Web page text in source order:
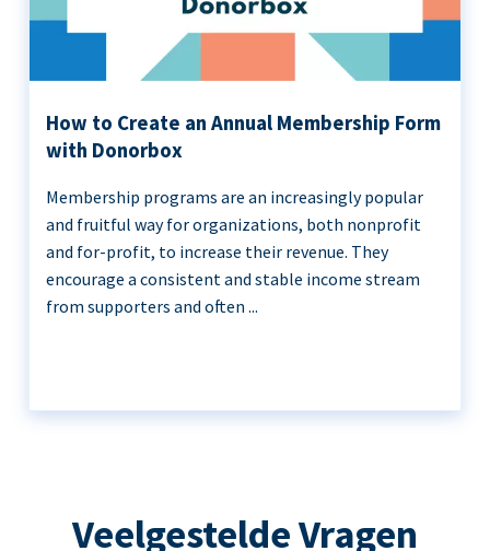
How to Create an Annual Membership Form
with Donorbox
Membership programs are an increasingly popular
and fruitful way for organizations, both nonprofit
and for-profit, to increase their revenue. They
encourage a consistent and stable income stream
from supporters and often ...
Veelgestelde Vragen